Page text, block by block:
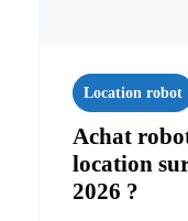
Location robot
Achat
location
2026 ?